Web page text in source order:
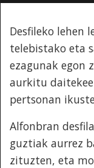
Desfileko lehen
telebistako eta
ezagunak egon
aurkitu
pertsonan
Alfonbran
guztiak aurrez
zituzten, eta